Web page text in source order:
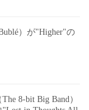
）が"Higher"の
8-bit Big Band）